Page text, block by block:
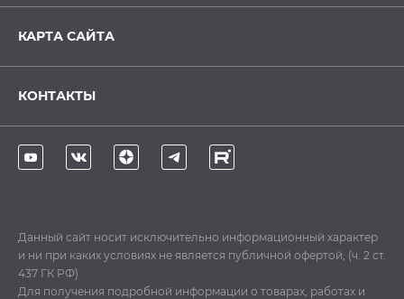
КАРТА САЙТА
КОНТАКТЫ
Данный сайт носит исключительно информационный характер
и ни при каких условиях не является публичной офертой, (ч. 2 ст.
437 ГК РФ)
Для получения подробной информации о товарах, работах и